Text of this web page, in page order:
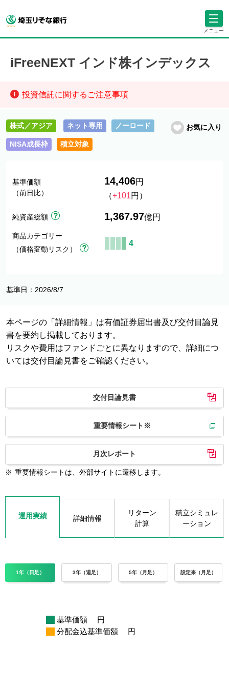
メニュー
iFreeNEXT インド株インデックス
投資信託に関するご注意事項
株式／アジア ネット専用 ノーロード
NISA成長枠 積立対象
お気に入り
基準価額
（前日比）
14,406円
（+101円）
純資産総額 1,367.97億円
商品カテゴリー
（価格変動リスク）
4
基準日：2026/8/7
本ページの「詳細情報」は有価証券届出書及び交付目論見
書を要約し掲載しております。
リスクや費用はファンドごとに異なりますので、詳細につ
いては交付目論見書をご確認ください。
交付目論見書
重要情報シート※
月次レポート
※ 重要情報シートは、外部サイトに遷移します。
運用実績 詳細情報
リターン
計算
積立シミュレ
ーション
1年（日足） 3年（週足） 5年（月足） 設定来（月足）
基準価額
円
分配金込基準価額
円